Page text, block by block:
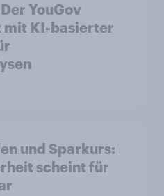
YouGov
mit KI-basierter
und Sparkurs:
scheint für